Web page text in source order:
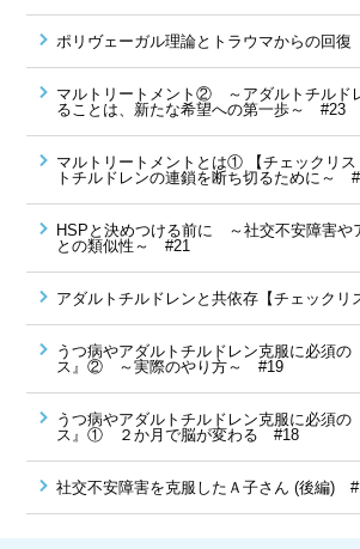
ポリヴェーガル理論とトラウマからの回
マルトリートメント② ～アダルトチルド
ることは、新たな希望への第一歩～ #23
マルトリートメントとは① 【チェックリ
トチルドレンの連鎖を断ち切るために～
HSPと決めつける前に ～社交不安障害や
との類似性～ #21
アダルトチルドレンと共依存【チェック
うつ病やアダルトチルドレン克服に必須の
ス』② ～実際のやり方～ #19
うつ病やアダルトチルドレン克服に必須の
ス』① ２か月で脳が変わる #18
社交不安障害を克服したＡ子さん (後編)